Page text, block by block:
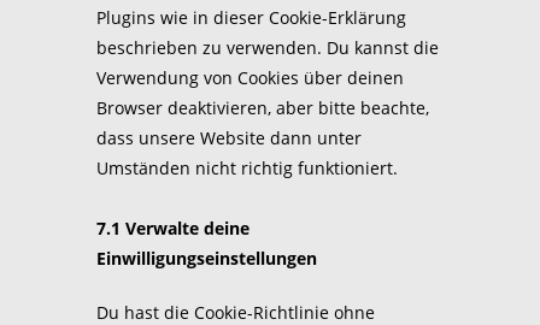
Plugins wie in dieser Cookie-Erklärung
beschrieben zu verwenden. Du kannst die
Verwendung von Cookies über deinen
Browser deaktivieren, aber bitte beachte,
dass unsere Website dann unter
Umständen nicht richtig funktioniert.
7.1 Verwalte deine
Einwilligungseinstellungen
Du hast die Cookie-Richtlinie ohne